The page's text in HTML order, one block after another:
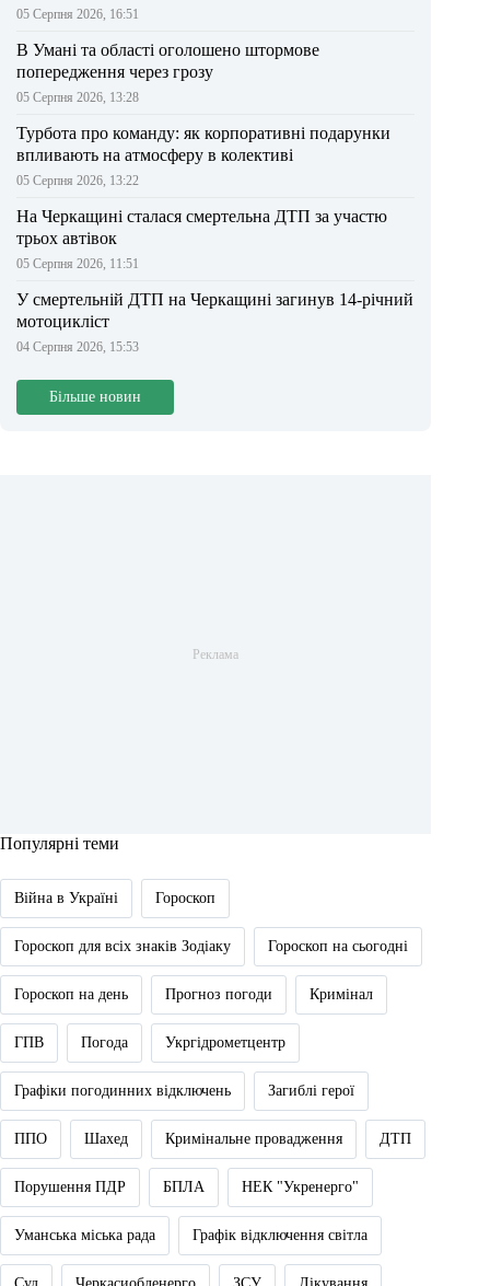
05 Серпня 2026, 16:51
В Умані та області оголошено штормове
попередження через грозу
05 Серпня 2026, 13:28
Турбота про команду: як корпоративні подарунки
впливають на атмосферу в колективі
05 Серпня 2026, 13:22
На Черкащині сталася смертельна ДТП за участю
трьох автівок
05 Серпня 2026, 11:51
У смертельній ДТП на Черкащині загинув 14-річний
мотоцикліст
04 Серпня 2026, 15:53
Більше новин
Популярні теми
Війна в Україні Гороскоп
Гороскоп для всіх знаків Зодіаку Гороскоп на сьогодні
Гороскоп на день Прогноз погоди Кримінал
ГПВ Погода Укргідрометцентр
Графіки погодинних відключень Загиблі герої
ППО Шахед Кримінальне провадження ДТП
Порушення ПДР БПЛА НЕК "Укренерго"
Уманська міська рада Графік відключення світла